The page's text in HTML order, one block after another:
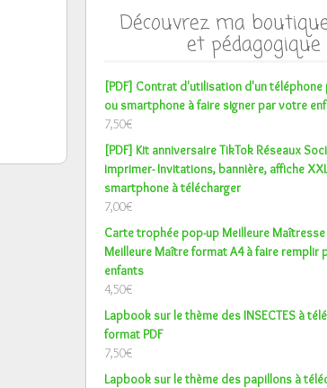
Découvrez ma
et pédagogique
[PDF] Contrat d'utilisation d'un
ou smartphone à faire signer par votre
7,50€
[PDF] Kit anniversaire TikTok Réseaux
imprimer- Invitations, bannière, affiche
smartphone à télécharger
7,00€
Carte trophée pop-up Meilleure
Meilleure Maître format A4 à faire remplir
enfants
4,50€
Lapbook sur le thème des INSECTES à
format PDF
7,50€
Lapbook sur le thème des papillons à